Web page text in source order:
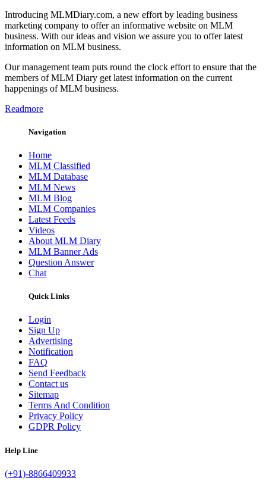
Introducing MLMDiary.com, a new effort by leading business
marketing company to offer an informative website on MLM
business. With our ideas and vision we assure you to offer latest
information on MLM business.
Our management team puts round the clock effort to ensure that the
members of MLM Diary get latest information on the current
happenings of MLM business.
Readmore
Navigation
Home
MLM Classified
MLM Database
MLM News
MLM Blog
MLM Companies
Latest Feeds
Videos
About MLM Diary
MLM Banner Ads
Question Answer
Chat
Quick Links
Login
Sign Up
Advertising
Notification
FAQ
Send Feedback
Contact us
Sitemap
Terms And Condition
Privacy Policy
GDPR Policy
Help Line
(+91)-8866409933